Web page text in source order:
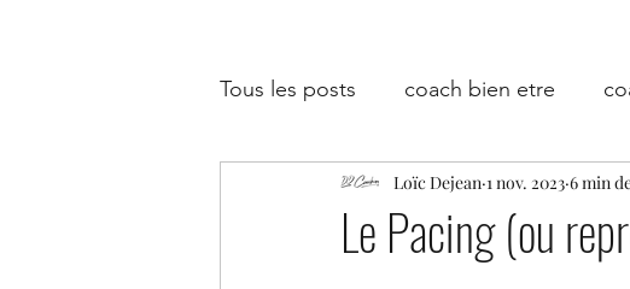
Tous les posts coach bien etre
coach en développement personnel
Le Pacing (ou
Loïc Dejean 1 nov. 2023 6 min